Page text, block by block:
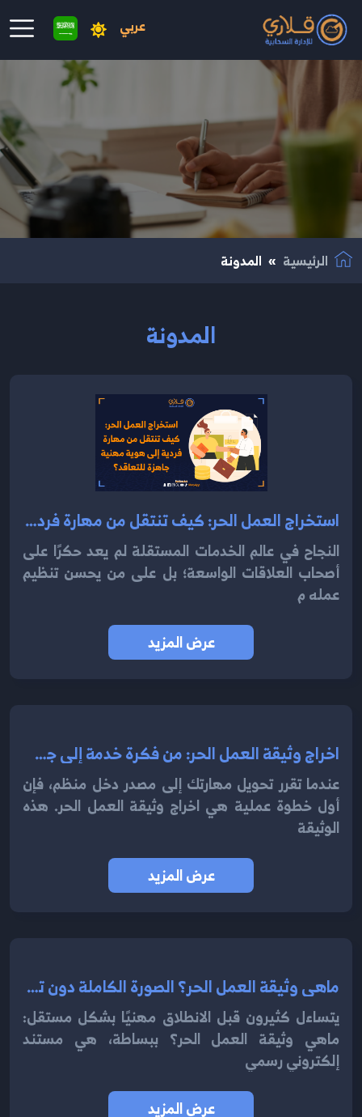
عربي
انتقال إلى المحتوى الرئيسي
الرئيسية المدونة
المدونة
استخراج العمل الحر: كيف تنتقل من مهارة فردية إلى هوية مهنية جاهزة للتعاقد؟ 2025
النجاح في عالم الخدمات المستقلة لم يعد حكرًا على
أصحاب العلاقات الواسعة؛ بل على من يحسن تنظيم
عمله م
عرض المزيد
اخراج وثيقة العمل الحر: من فكرة خدمة إلى جهة مهنية جاهزة للتعاقد 2025
عندما تقرر تحويل مهارتك إلى مصدر دخل منظم، فإن
أول خطوة عملية هي اخراج وثيقة العمل الحر. هذه
الوثيقة
عرض المزيد
ماهي وثيقة العمل الحر؟ الصورة الكاملة دون تعقيد 2025
يتساءل كثيرون قبل الانطلاق مهنيًا بشكل مستقل:
ماهي وثيقة العمل الحر؟ ببساطة، هي مستند
إلكتروني رسمي
عرض المزيد